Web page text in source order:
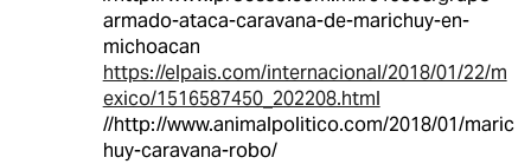
armado-ataca-caravana-de-marichuy-en-
michoacan
https://elpais.com/internacional/2018/01/22/m
exico/1516587450_202208.html
//http://www.animalpolitico.com/2018/01/maric
huy-caravana-robo/